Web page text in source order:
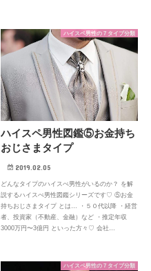
ハイスペ男性の７タイプ分類
ハイスペ男性図鑑⑤お金持ち
おじさまタイプ
2019.02.05
どんなタイプのハイスぺ男性がいるのか？ を解
説するハイスぺ男性図鑑シリーズです♡ ⑤お金
持ちおじさまタイプ とは… ・５０代以降 ・経営
者、投資家（不動産、金融）など ・推定年収
3000万円〜3億円 といった方々♡ 会社…
ハイスペ男性の７タイプ分類